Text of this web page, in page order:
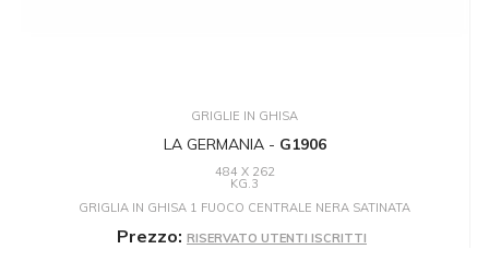
GRIGLIE IN GHISA
LA GERMANIA - G1906
484 X 262
KG.3
GRIGLIA IN GHISA 1 FUOCO CENTRALE NERA SATINATA
Prezzo: RISERVATO UTENTI ISCRITTI